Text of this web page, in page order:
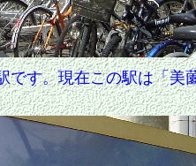
です。現在この駅は「美